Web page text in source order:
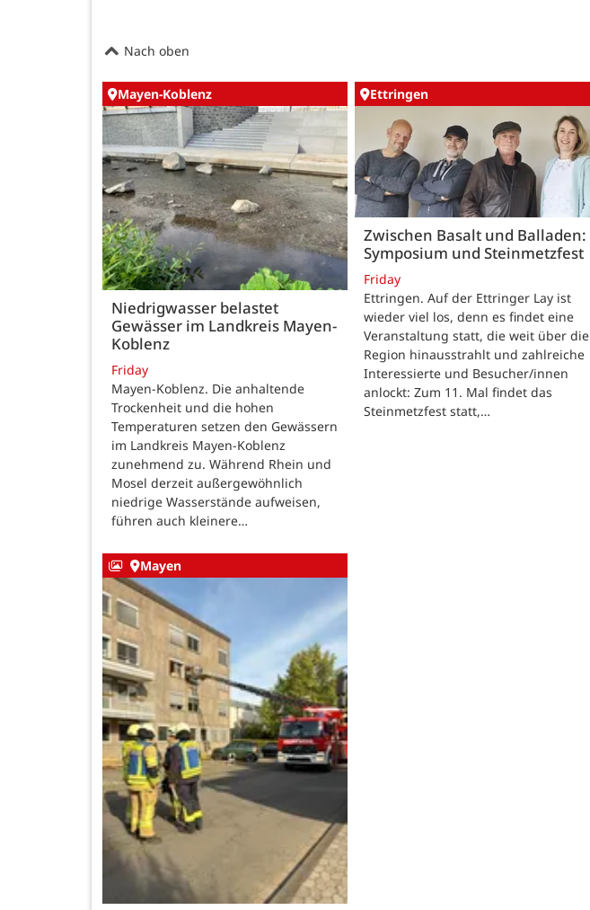
Nach oben
Mayen-Koblenz
Niedrigwasser belastet
Gewässer im Landkreis Mayen-
Koblenz
Friday
Mayen-Koblenz. Die anhaltende
Trockenheit und die hohen
Temperaturen setzen den Gewässern
im Landkreis Mayen-Koblenz
zunehmend zu. Während Rhein und
Mosel derzeit außergewöhnlich
niedrige Wasserstände aufweisen,
führen auch kleinere…
Ettringen
Zwischen Basalt und Balladen:
Symposium und Steinmetzfest
Friday
Ettringen. Auf der Ettringer Lay ist
wieder viel los, denn es findet eine
Veranstaltung statt, die weit über die
Region hinausstrahlt und zahlreiche
Interessierte und Besucher/innen
anlockt: Zum 11. Mal findet das
Steinmetzfest statt,…
Mayen